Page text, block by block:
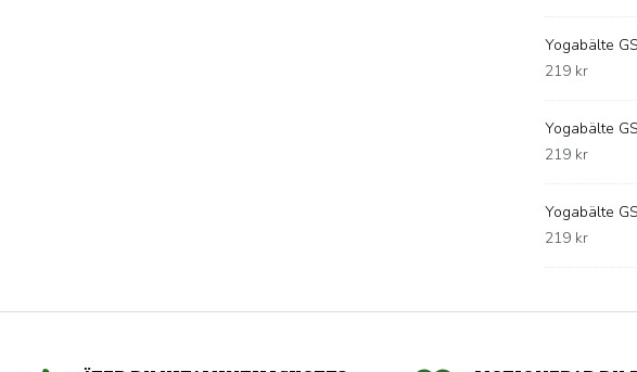
Yogabälte
219 kr
Yogabälte
219 kr
Yogabälte
219 kr